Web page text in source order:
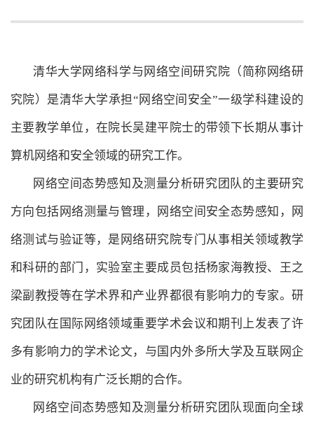
清华大学网络科学与网络空间研究院（简称网络研
究院）是清华大学承担“网络空间安全”一级学科建设的
主要教学单位，在院长吴建平院士的带领下长期从事计
算机网络和安全领域的研究工作。
网络空间态势感知及测量分析研究团队的主要研究
方向包括网络测量与管理，网络空间安全态势感知，网
络测试与验证等，是网络研究院专门从事相关领域教学
和科研的部门，实验室主要成员包括杨家海教授、王之
梁副教授等在学术界和产业界都很有影响力的专家。研
究团队在国际网络领域重要学术会议和期刊上发表了许
多有影响力的学术论文，与国内外多所大学及互联网企
业的研究机构有广泛长期的合作。
网络空间态势感知及测量分析研究团队现面向全球